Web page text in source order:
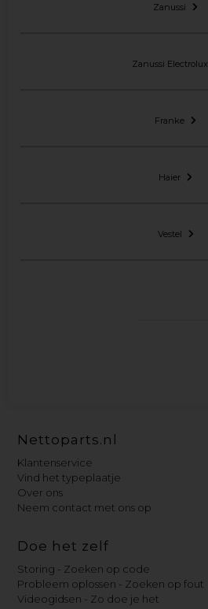
Zanussi
Zanussi Electrolux
Franke
Haier
Vestel
Nettoparts.nl
Klantenservice
Vind het typeplaatje
Over ons
Neem contact met ons op
Doe het zelf
Storing - Zoeken op code
Probleem oplossen - Zoeken op fout
Videogidsen - Zo doe je het